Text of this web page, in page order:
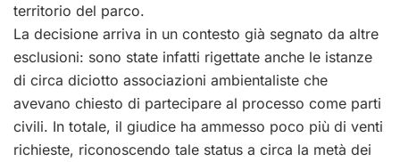
territorio del parco.
La decisione arriva in un contesto già segnato da altre
esclusioni: sono state infatti rigettate anche le istanze
di circa diciotto associazioni ambientaliste che
avevano chiesto di partecipare al processo come parti
civili. In totale, il giudice ha ammesso poco più di venti
richieste, riconoscendo tale status a circa la metà dei